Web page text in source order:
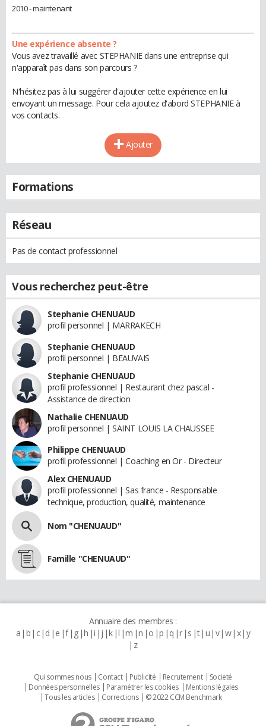
2010 - maintenant
Une expérience absente ?
Vous avez travaillé avec STEPHANIE dans une entreprise qui
n'apparaît pas dans son parcours ?
N'hésitez pas à lui suggérer d'ajouter cette expérience en lui
envoyant un message. Pour cela ajoutez d'abord STEPHANIE à
vos contacts.
Ajouter
Formations
Réseau
Pas de contact professionnel
Vous recherchez peut-être
Stephanie CHENUAUD
profil personnel | MARRAKECH
Stephanie CHENUAUD
profil personnel | BEAUVAIS
Stephanie CHENUAUD
profil professionnel | Restaurant chez pascal -
Assistance de direction
Nathalie CHENUAUD
profil personnel | SAINT LOUIS LA CHAUSSEE
Philippe CHENUAUD
profil professionnel | Coaching en Or - Directeur
Alex CHENUAUD
profil professionnel | Sas france - Responsable
technique, production, qualité, maintenance
Nom "CHENUAUD"
Famille "CHENUAUD"
Annuaire des membres :
a b c d e f g h i j k l m n o p q r s t u v w x y
z
Qui sommes nous Contact Publicité Recrutement
Societé
Données personnelles
Paramétrer les cookies
Mentions légales
Tous les articles
Corrections © 2022 CCM Benchmark